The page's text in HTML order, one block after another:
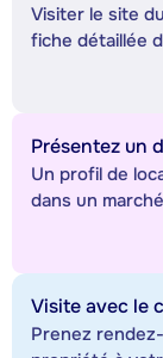
Visiter le site
fiche détaillée
Présentez un
Un profil de
dans un
Visite avec le
Prenez